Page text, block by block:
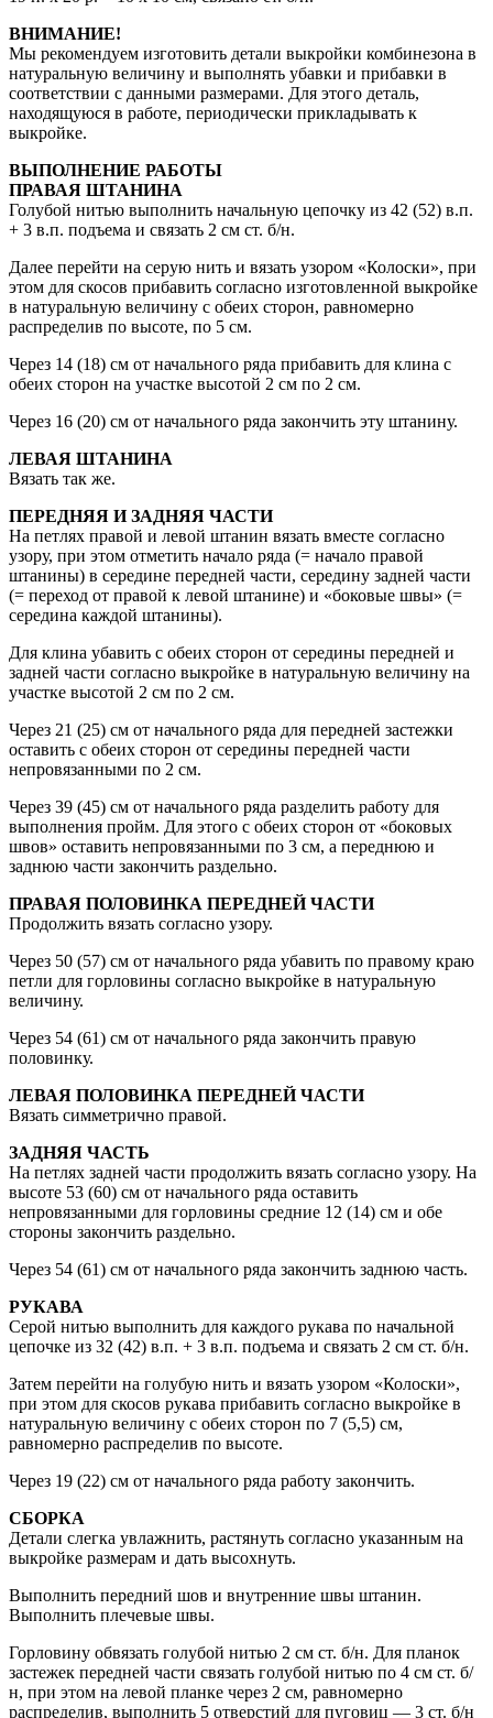
ВНИМАНИЕ!
Мы рекомендуем изготовить детали выкройки комбинезона в
натуральную величину и выполнять убавки и прибавки в
соответствии с данными размерами. Для этого деталь,
находящуюся в работе, периодически прикладывать к
выкройке.
ВЫПОЛНЕНИЕ РАБОТЫ
ПРАВАЯ ШТАНИНА
Голубой нитью выполнить начальную цепочку из 42 (52) в.п.
+ 3 в.п. подъема и связать 2 см ст. б/н.
Далее перейти на серую нить и вязать узором «Колоски», при
этом для скосов прибавить согласно изготовленной выкройке
в натуральную величину с обеих сторон, равномерно
распределив по высоте, по 5 см.
Через 14 (18) см от начального ряда прибавить для клина с
обеих сторон на участке высотой 2 см по 2 см.
Через 16 (20) см от начального ряда закончить эту штанину.
ЛЕВАЯ ШТАНИНА
Вязать так же.
ПЕРЕДНЯЯ И ЗАДНЯЯ ЧАСТИ
На петлях правой и левой штанин вязать вместе согласно
узору, при этом отметить начало ряда (= начало правой
штанины) в середине передней части, середину задней части
(= переход от правой к левой штанине) и «боковые швы» (=
середина каждой штанины).
Для клина убавить с обеих сторон от середины передней и
задней части согласно выкройке в натуральную величину на
участке высотой 2 см по 2 см.
Через 21 (25) см от начального ряда для передней застежки
оставить с обеих сторон от середины передней части
непровязанными по 2 см.
Через 39 (45) см от начального ряда разделить работу для
выполнения пройм. Для этого с обеих сторон от «боковых
швов» оставить непровязанными по 3 см, а переднюю и
заднюю части закончить раздельно.
ПРАВАЯ ПОЛОВИНКА ПЕРЕДНЕЙ ЧАСТИ
Продолжить вязать согласно узору.
Через 50 (57) см от начального ряда убавить по правому краю
петли для горловины согласно выкройке в натуральную
величину.
Через 54 (61) см от начального ряда закончить правую
половинку.
ЛЕВАЯ ПОЛОВИНКА ПЕРЕДНЕЙ ЧАСТИ
Вязать симметрично правой.
ЗАДНЯЯ ЧАСТЬ
На петлях задней части продолжить вязать согласно узору. На
высоте 53 (60) см от начального ряда оставить
непровязанными для горловины средние 12 (14) см и обе
стороны закончить раздельно.
Через 54 (61) см от начального ряда закончить заднюю часть.
РУКАВА
Серой нитью выполнить для каждого рукава по начальной
цепочке из 32 (42) в.п. + 3 в.п. подъема и связать 2 см ст. б/н.
Затем перейти на голубую нить и вязать узором «Колоски»,
при этом для скосов рукава прибавить согласно выкройке в
натуральную величину с обеих сторон по 7 (5,5) см,
равномерно распределив по высоте.
Через 19 (22) см от начального ряда работу закончить.
СБОРКА
Детали слегка увлажнить, растянуть согласно указанным на
выкройке размерам и дать высохнуть.
Выполнить передний шов и внутренние швы штанин.
Выполнить плечевые швы.
Горловину обвязать голубой нитью 2 см ст. б/н. Для планок
застежек передней части связать голубой нитью по 4 см ст. б/
н, при этом на левой планке через 2 см, равномерно
распределив, выполнить 5 отверстий для пуговиц — 3 ст. б/н